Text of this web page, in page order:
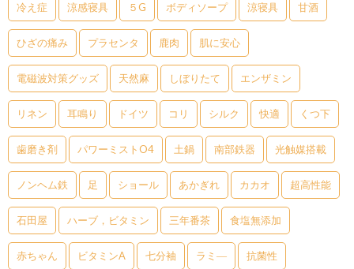
冷え症 涼感寝具 ５G ボディソープ 涼寝具 甘酒
ひざの痛み プラセンタ 鹿肉 肌に安心
電磁波対策グッズ 天然麻 しぼりたて エンザミン
リネン 耳鳴り ドイツ コリ シルク 快適 くつ下
歯磨き剤 パワーミストO4 土鍋 南部鉄器 光触媒搭載
ノンヘム鉄 足 ショール あかぎれ カカオ 超高性能
石田屋 ハーブ，ビタミン 三年番茶 食塩無添加
赤ちゃん ビタミンA 七分袖 ラミ― 抗菌性